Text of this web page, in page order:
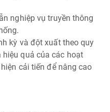
nghiệp vụ truyền thông
kỳ và đột xuất theo quy
quả của các hoạt
cải tiến để nâng cao